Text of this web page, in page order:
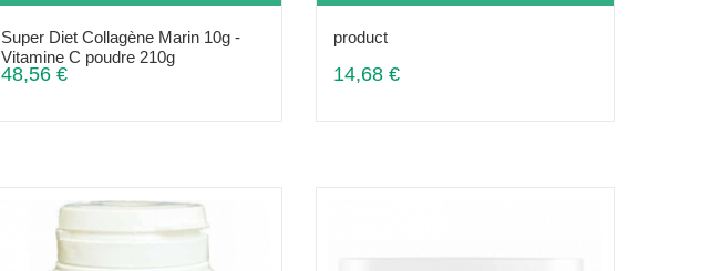
Super Diet Collagène Marin 10g -
Vitamine C poudre 210g
48,56 €
product
14,68 €